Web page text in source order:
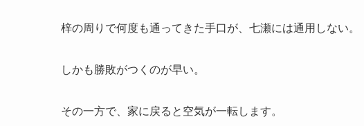
梓の周りで何度も通ってきた手口が、七瀬には通用しない。
しかも勝敗がつくのが早い。
その一方で、家に戻ると空気が一転します。